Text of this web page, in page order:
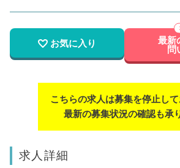
お気に入り 最新
問
こちらの求人は募集を停止して
最新の募集状況の確認も承
求人詳細